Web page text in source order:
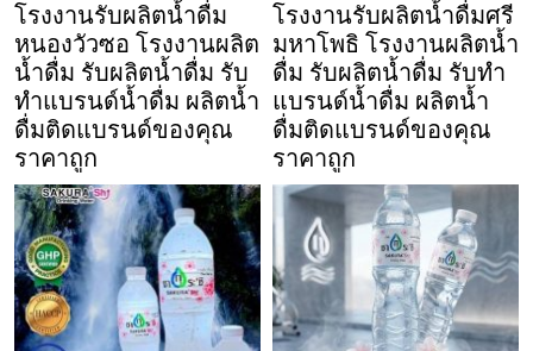
โรงงานรับผลิตน้ำดื่ม
หนองวัวซอ โรงงานผลิต
น้ำดื่ม รับผลิตน้ำดื่ม รับ
ทำแบรนด์น้ำดื่ม ผลิตน้ำ
ดื่มติดแบรนด์ของคุณ
ราคาถูก
โรงงานรับผลิตน้ำดื่มศรี
มหาโพธิ โรงงานผลิตน้ำ
ดื่ม รับผลิตน้ำดื่ม รับทำ
แบรนด์น้ำดื่ม ผลิตน้ำ
ดื่มติดแบรนด์ของคุณ
ราคาถูก